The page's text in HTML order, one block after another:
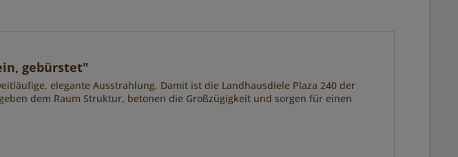
gebürstet"
elegante Ausstrahlung. Damit ist die Landhausdiele Plaza 240 der
dem Raum Struktur, betonen die Großzügigkeit und sorgen für einen